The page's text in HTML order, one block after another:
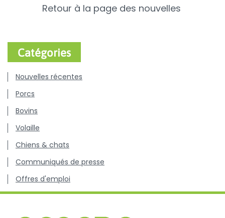
Retour à la page des nouvelles
Catégories
Nouvelles récentes
Porcs
Bovins
Volaille
Chiens & chats
Communiqués de presse
Offres d'emploi